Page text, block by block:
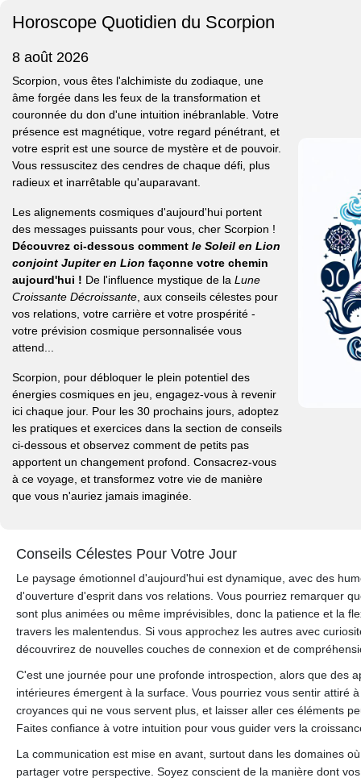
Horoscope Quotidien du Scorpion
8 août 2026
Scorpion, vous êtes l'alchimiste du zodiaque, une
âme forgée dans les feux de la transformation et
couronnée du don d'une intuition inébranlable. Votre
présence est magnétique, votre regard pénétrant, et
votre esprit est une source de mystère et de pouvoir.
Vous ressuscitez des cendres de chaque défi, plus
radieux et inarrêtable qu'auparavant.
Les alignements cosmiques d'aujourd'hui portent
des messages puissants pour vous, cher Scorpion !
Découvrez ci-dessous comment le Soleil en Lion
conjoint Jupiter en Lion façonne votre chemin
aujourd'hui ! De l'influence mystique de la Lune
Croissante Décroissante , aux conseils célestes pour
vos relations, votre carrière et votre prospérité -
votre prévision cosmique personnalisée vous
attend...
Scorpion, pour débloquer le plein potentiel des
énergies cosmiques en jeu, engagez-vous à revenir
ici chaque jour. Pour les 30 prochains jours, adoptez
les pratiques et exercices dans la section de conseils
ci-dessous et observez comment de petits pas
apportent un changement profond. Consacrez-vous
à ce voyage, et transformez votre vie de manière
que vous n'auriez jamais imaginée.
Conseils Célestes Pour Votre Jour
Le paysage émotionnel d'aujourd'hui est dynamique, avec des
d'ouverture d'esprit dans vos relations. Vous pourriez remarquer
sont plus animées ou même imprévisibles, donc la patience et la
travers les malentendus. Si vous approchez les autres avec
découvrirez de nouvelles couches de connexion et de
C'est une journée pour une profonde introspection, alors que des
intérieures émergent à la surface. Vous pourriez vous sentir attiré
croyances qui ne vous servent plus, et laisser aller ces éléments
Faites confiance à votre intuition pour vous guider vers la
La communication est mise en avant, surtout dans les domaines
partager votre perspective. Soyez conscient de la manière dont